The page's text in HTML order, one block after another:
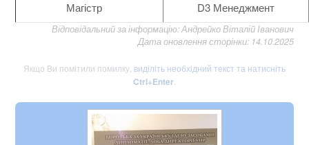
Магістр D3 Менеджмент
Відповідальний за інформацію: Андрейко Віталій Іванович
Дата оновлення сторінки: 14.10.2025
Якщо Ви помітили помилку, виділіть необхідний текст та натисніть
Ctrl+Enter